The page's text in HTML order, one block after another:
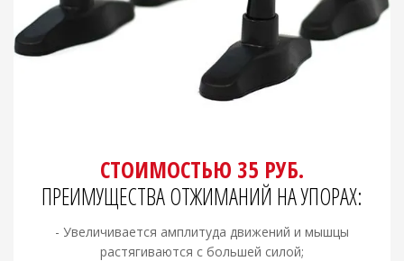
СТОИМОСТЬЮ 35 РУБ.
ПРЕИМУЩЕСТВА ОТЖИМАНИЙ НА УПОРАХ:
- Увеличивается амплитуда движений и мышцы
растягиваются с большей силой;